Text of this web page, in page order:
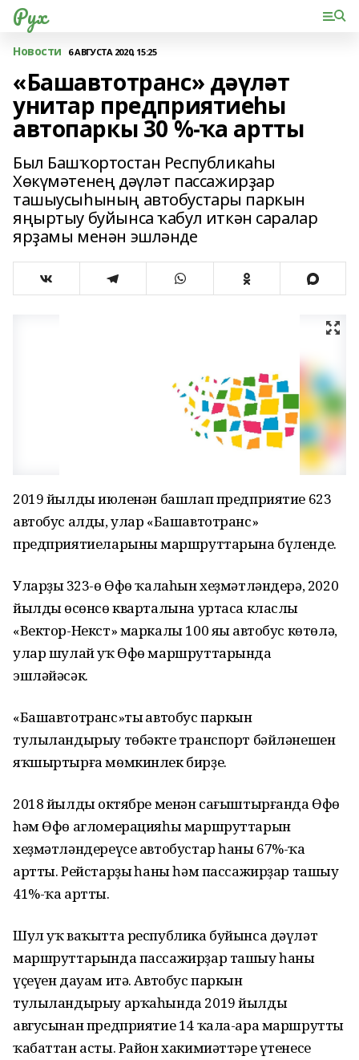
Рух
Новости 6 АВГУСТА 2020, 15:25
«Башавтотранс» дәүләт
унитар предприятиеһы
автопаркы 30 %-ҡа артты
Был Башҡортостан Республикаһы
Хөкүмәтенең дәүләт пассажирҙар
ташыусыһының автобустары паркын
яңыртыу буйынса ҡабул иткән саралар
ярҙамы менән эшләнде
2019 йылдың июленән башлап предприятие 623
автобус алды, улар «Башавтотранс»
предприятиеларының маршруттарына бүленде.
Уларҙың 323-ө Өфө ҡалаһын хеҙмәтләндерә, 2020
йылдың өсөнсө кварталына уртаса класлы
«Вектор-Некст» маркалы 100 яңы автобус көтөлә,
улар шулай уҡ Өфө маршруттарында
эшләйәсәк.
«Башавтотранс»тың автобус паркын
тулыландырыу төбәктең транспорт бәйләнешен
яҡшыртырға мөмкинлек бирҙе.
2018 йылдың октябре менән сағыштырғанда Өфө
һәм Өфө агломерацияһы маршруттарын
хеҙмәтләндереүсе автобустар һаны 67%-ҡа
артты. Рейстарҙың һаны һәм пассажирҙар ташыу
41%-ҡа артты.
Шул уҡ ваҡытта республика буйынса дәүләт
маршруттарында пассажирҙар ташыу һаны
үҫеүен дауам итә. Автобус паркын
тулыландырыу арҡаһында 2019 йылдың
авгусынан предприятие 14 ҡала-ара маршрутты
ҡабаттан асты. Район хакимиәттәре үтенесе